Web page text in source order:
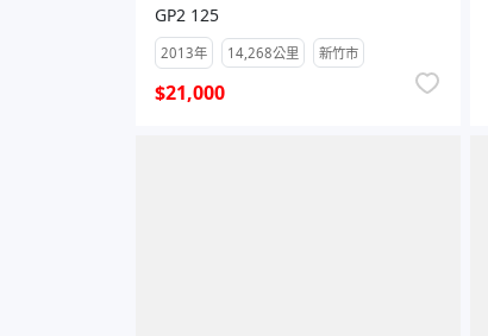
GP2 125
2013年 14,268公里 新竹市
$21,000